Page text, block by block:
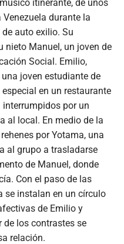
itinerante, de unos
Venezuela durante la
auto exilio. Su
nieto Manuel, un joven de
Social. Emilio,
joven estudiante de
en un restaurante
interrumpidos por un
al local. En medio de la
por Yotama, una
al grupo a trasladarse
de Manuel, donde
Con el paso de las
se instalan en un círculo
de Emilio y
de los contrastes se
relación.